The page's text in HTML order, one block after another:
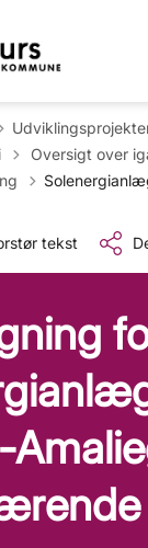
Tilbage til
Oversigt over
tekst